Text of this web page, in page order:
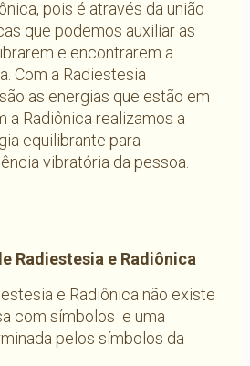
pois é através da união
que podemos auxiliar as
e encontrarem a
Com a Radiestesia
as energias que estão em
a Radiônica realizamos a
equilibrante para
vibratória da pessoa.
Radiestesia e Radiônica
e Radiônica não existe
com símbolos e uma
pelos símbolos da